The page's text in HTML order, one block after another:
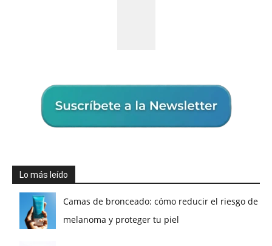
Lo más leído
Camas de bronceado: cómo reducir el riesgo de
melanoma y proteger tu piel